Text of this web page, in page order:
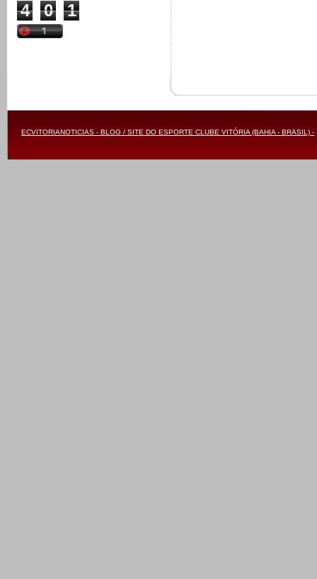
4
0 1
ECVITORIANOTICIAS - BLOG / SITE DO ESPORTE CLUBE VITÓRIA (BAHIA - BRASIL) -